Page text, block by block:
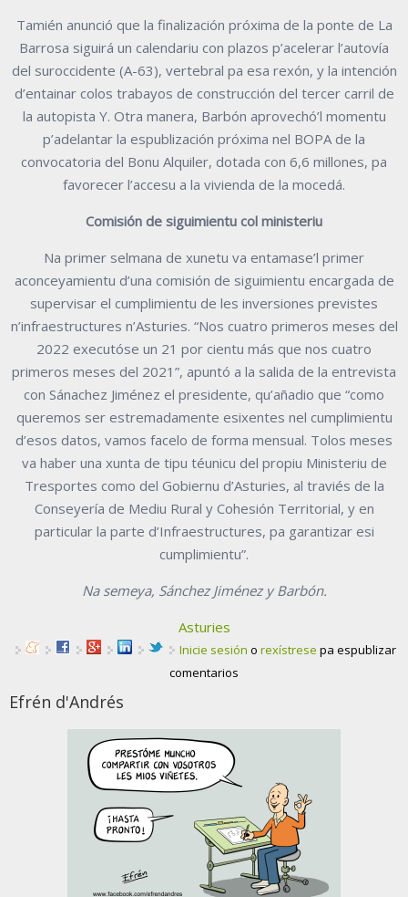
Tamién anunció que la finalización próxima de la ponte de La
Barrosa siguirá un calendariu con plazos p’acelerar l’autovía
del suroccidente (A-63), vertebral pa esa rexón, y la intención
d’entainar colos trabayos de construcción del tercer carril de
la autopista Y. Otra manera, Barbón aprovechó’l momentu
p’adelantar la espublización próxima nel BOPA de la
convocatoria del Bonu Alquiler, dotada con 6,6 millones, pa
favorecer l’accesu a la vivienda de la mocedá.
Comisión de siguimientu col ministeriu
Na primer selmana de xunetu va entamase’l primer
aconceyamientu d’una comisión de siguimientu encargada de
supervisar el cumplimientu de les inversiones previstes
n’infraestructures n’Asturies. “Nos cuatro primeros meses del
2022 executóse un 21 por cientu más que nos cuatro
primeros meses del 2021”, apuntó a la salida de la entrevista
con Sánachez Jiménez el presidente, qu’añadio que “como
queremos ser estremadamente esixentes nel cumplimientu
d’esos datos, vamos facelo de forma mensual. Tolos meses
va haber una xunta de tipu téunicu del propiu Ministeriu de
Tresportes como del Gobiernu d’Asturies, al traviés de la
Conseyería de Mediu Rural y Cohesión Territorial, y en
particular la parte d’Infraestructures, pa garantizar esi
cumplimientu”.
Na semeya, Sánchez Jiménez y Barbón.
Asturies
Inicie sesión o rexístrese pa espublizar
comentarios
Efrén d'Andrés